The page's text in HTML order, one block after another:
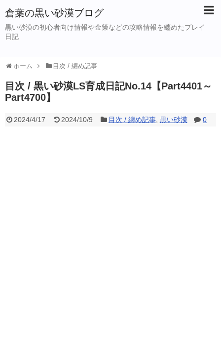
倉葉の黒い砂漠ブログ
黒い砂漠の初心者向け情報や金策などの攻略情報を纏めたプレイ
日記
ホーム 目次 / 纏め記事
目次 / 黒い砂漠LS育成日記No.14【Part4401～
Part4700】
2024/4/17 2024/10/9 目次 / 纏め記事, 黒い砂漠 0